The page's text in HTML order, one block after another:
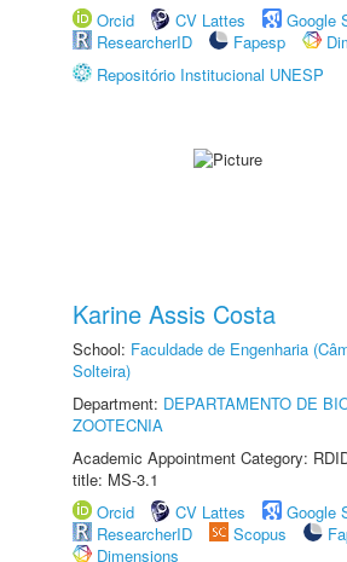
Orcid
CV Lattes
Google
ResearcherID
Fapesp
Repositório Institucional UNESP
Karine Assis Costa
School: Faculdade de Engenharia
Solteira)
Department: DEPARTAMENTO DE
ZOOTECNIA
Academic Appointment Category:
title: MS-3.1
Orcid
CV Lattes
Google
ResearcherID
Scopus
Dimensions